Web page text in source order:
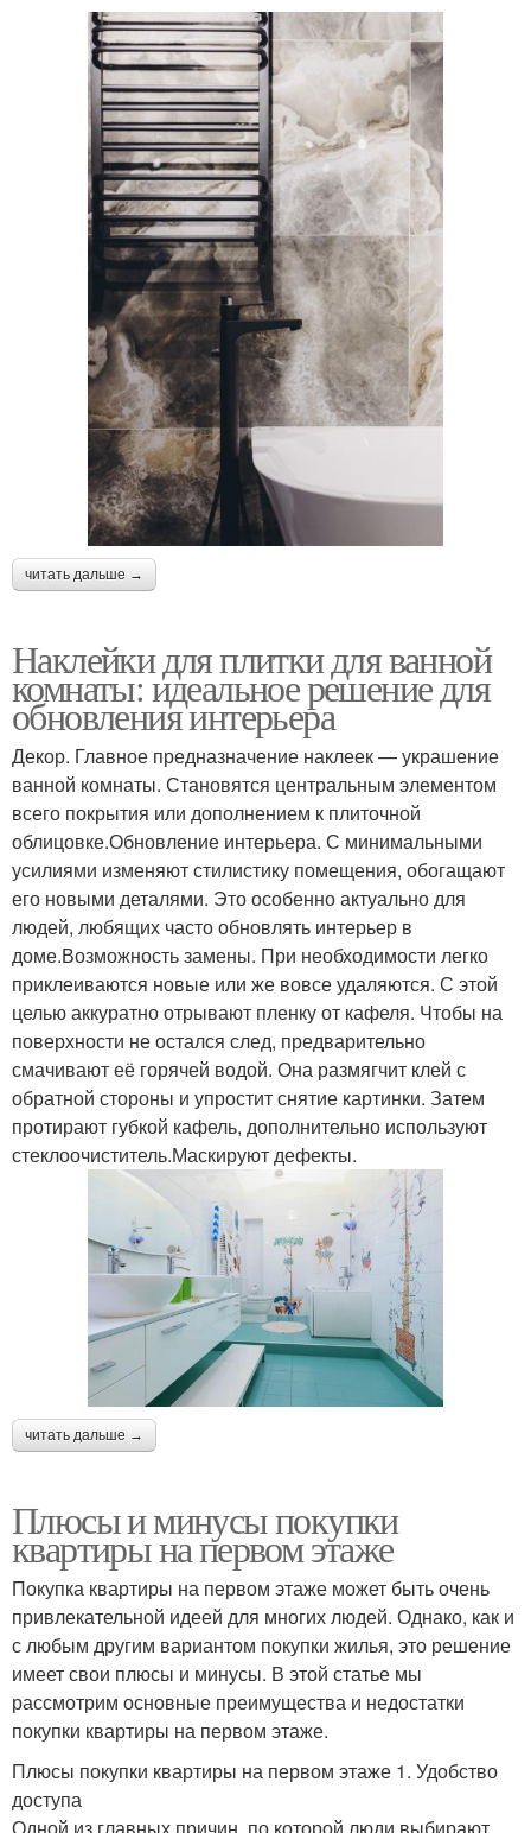
читать дальше →
Наклейки для плитки для ванной
комнаты: идеальное решение для
обновления интерьера
Декор. Главное предназначение наклеек — украшение
ванной комнаты. Становятся центральным элементом
всего покрытия или дополнением к плиточной
облицовке.Обновление интерьера. С минимальными
усилиями изменяют стилистику помещения, обогащают
его новыми деталями. Это особенно актуально для
людей, любящих часто обновлять интерьер в
доме.Возможность замены. При необходимости легко
приклеиваются новые или же вовсе удаляются. С этой
целью аккуратно отрывают пленку от кафеля. Чтобы на
поверхности не остался след, предварительно
смачивают её горячей водой. Она размягчит клей с
обратной стороны и упростит снятие картинки. Затем
протирают губкой кафель, дополнительно используют
стеклоочиститель.Маскируют дефекты.
читать дальше →
Плюсы и минусы покупки
квартиры на первом этаже
Покупка квартиры на первом этаже может быть очень
привлекательной идеей для многих людей. Однако, как и
с любым другим вариантом покупки жилья, это решение
имеет свои плюсы и минусы. В этой статье мы
рассмотрим основные преимущества и недостатки
покупки квартиры на первом этаже.
Плюсы покупки квартиры на первом этаже 1. Удобство
доступа